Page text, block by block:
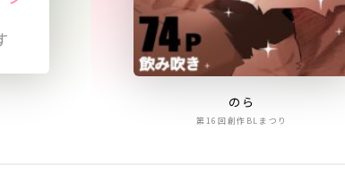
のら
第16回創作BLまつり